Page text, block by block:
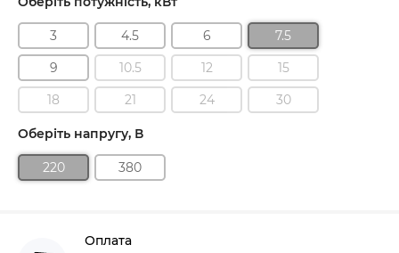
3 4.5 6
7.5
9
10.5 12
15
18
21 24 30
Оберіть напругу, В
220 380
Оплата